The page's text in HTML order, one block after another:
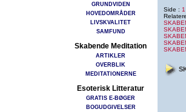
GRUNDVIDEN
HOVEDOMRÅDER
LIVSKVALITET
SAMFUND
Skabende Meditation
ARTIKLER
OVERBLIK
MEDITATIONERNE
Esoterisk Litteratur
GRATIS E-BØGER
BOGUDGIVELSER
Side : 1